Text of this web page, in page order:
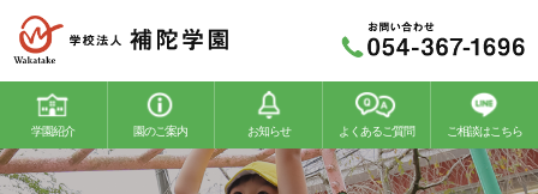
学園紹介 園のご案内
若竹幼稚園 若竹こどもの森
お知らせ よくあるご質問 ご相談はこちら